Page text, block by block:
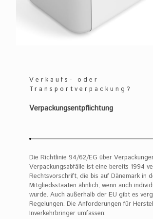
Verkaufs- oder
Transportverpackung?
Verpackungsentpflichtung
Die Richtlinie 94/62/EG über
Verpackungsabfälle ist eine bereits 1994
Rechtsvorschrift, die bis auf Dänemark in
Mitgliedsstaaten ähnlich, wenn auch
wurde. Auch außerhalb der EU gibt es
Regelungen. Die Anforderungen für
Inverkehrbringer umfassen: